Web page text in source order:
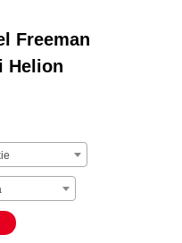
Freeman
Helion